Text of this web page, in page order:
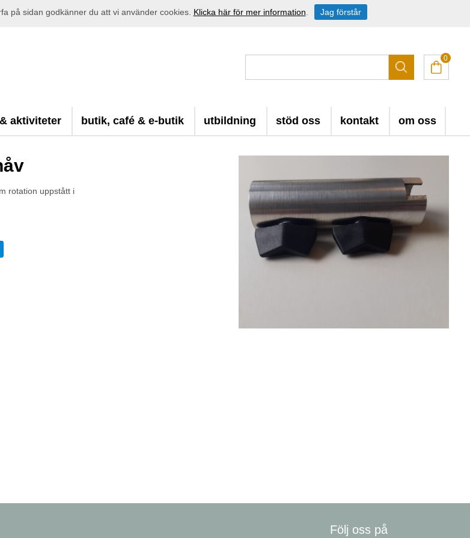
0
aktiviteter butik, café & e-butik utbildning stöd oss kontakt om oss
rotation uppstått i
Följ oss på
på sidan godkänner du att vi använder cookies. Klicka här för mer information Jag förstår